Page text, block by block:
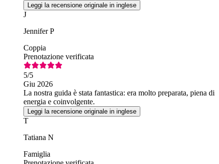
Leggi la recensione originale in inglese
J
Jennifer P
Coppia
Prenotazione verificata
5/5
Giu 2026
La nostra guida è stata fantastica: era molto preparata, piena di
energia e coinvolgente.
Leggi la recensione originale in inglese
T
Tatiana N
Famiglia